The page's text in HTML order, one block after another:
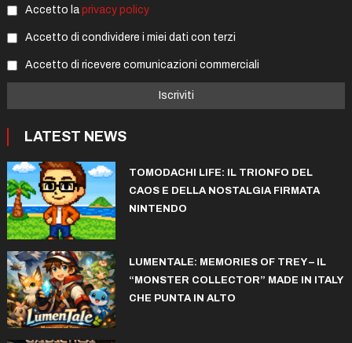
Accetto la privacy policy
Accetto di condividere i miei dati con terzi
Accetto di ricevere comunicazioni commerciali
LATEST NEWS
TOMODACHI LIFE: IL TRIONFO DEL
CAOS E DELLA NOSTALGIA FIRMATA
NINTENDO
LUMENTALE: MEMORIES OF TREY – IL
“MONSTER COLLECTOR” MADE IN ITALY
CHE PUNTA IN ALTO